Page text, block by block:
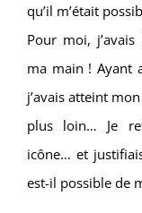
qu’il m’était
Pour moi,
ma main ! Ayant
j’avais atteint
plus loin… Je
icône… et
est-il possible de